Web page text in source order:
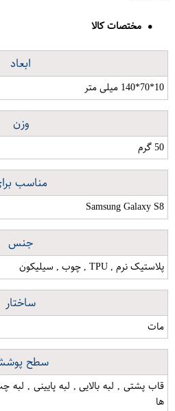
مختصات کالا
ابعاد
10*70*140 میلی متر
وزن
50 گرم
مناسب
Samsung Galaxy S8
جنس
پلاستیک نرم , TPU , چوب , سیلیکون
ساختار
مات
سطح
قاب پشتی , لبه بالایی , لبه پایینی ,
ها